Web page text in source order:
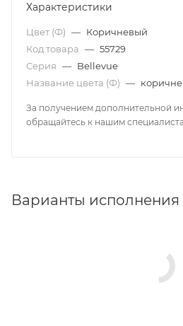
Характеристики
Цвет (Ф) — Коричневый
Код товара — 55729
Серия — Bellevue
Название цвета (Ф) —
За получением дополнительной
обращайтесь к нашим
Варианты исполнения